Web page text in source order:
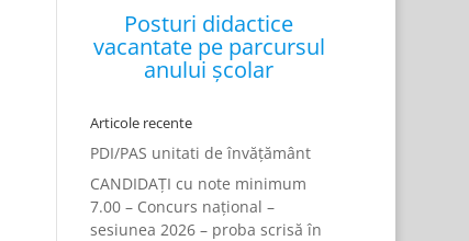
Posturi didactice
vacantate pe parcursul
anului școlar
Articole recente
PDI/PAS unitati de învățământ
CANDIDAȚI cu note minimum
7.00 – Concurs național –
sesiunea 2026 – proba scrisă în